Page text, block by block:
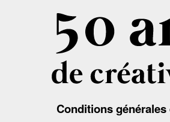
Conditions générales